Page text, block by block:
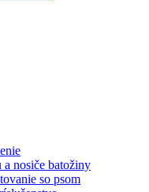
a nosiče batožiny
so psom